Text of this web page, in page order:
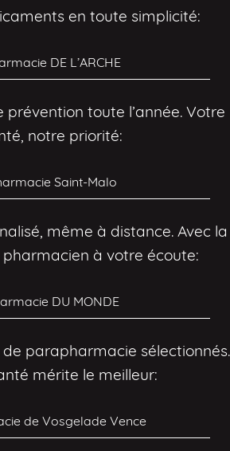
en toute simplicité:
DE L’ARCHE
prévention toute l’année. Votre
notre priorité:
Saint-Malo
même à distance. Avec la
pharmacien à votre écoute:
DU MONDE
parapharmacie sélectionnés.
mérite le meilleur:
de Vosgelade Vence